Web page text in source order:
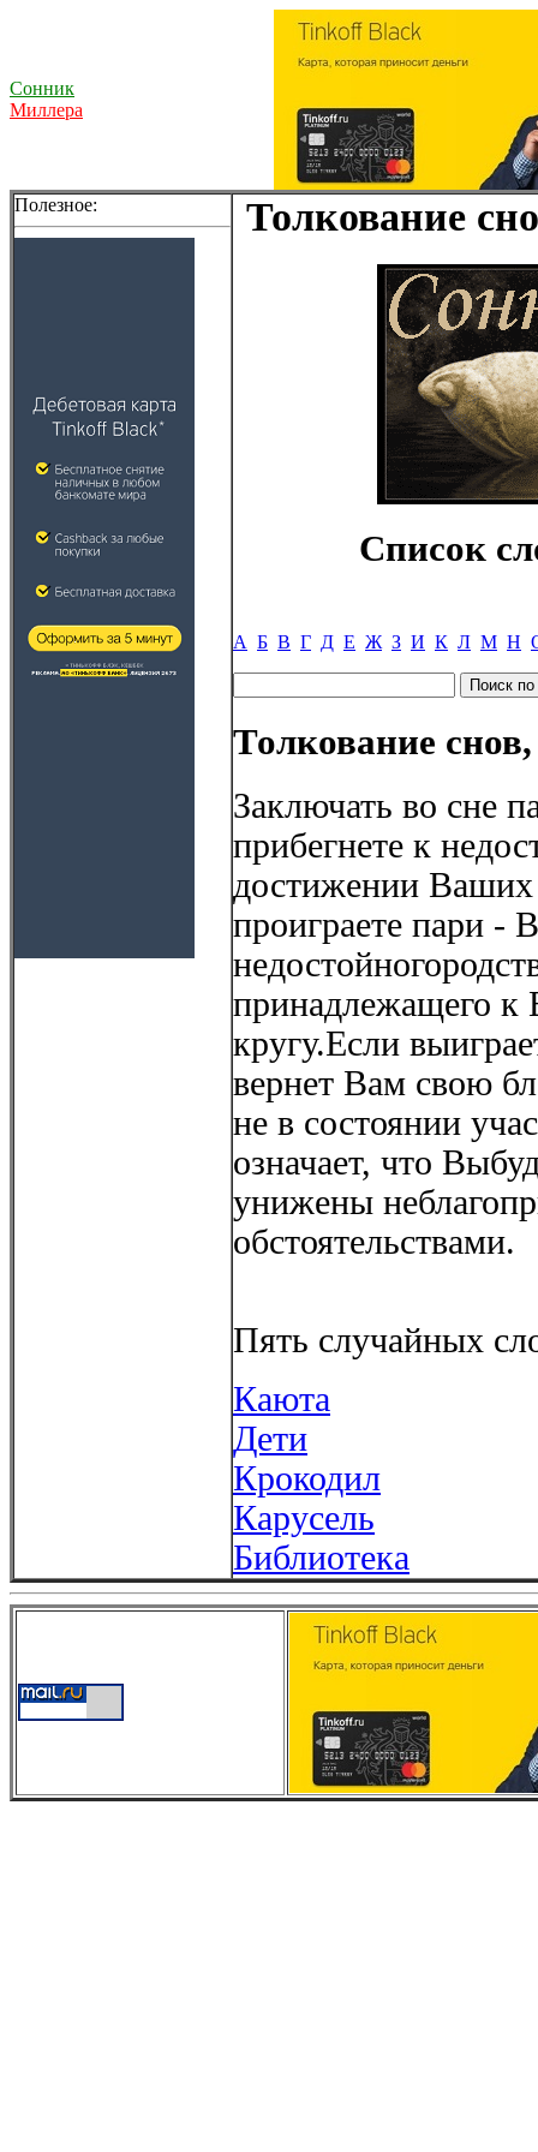
Сонник
Миллера
Полезное: Толкование
Список
А Б В Г Д Е Ж З И К Л М Н
Толкование
Заключать во сне
прибегнете к
достижении
проиграете пари -
принадлежащего
кругу.Если
вернет Вам свою
не в состоянии
означает, что
унижены
обстоятельствами.
Пять случайных
Каюта
Дети
Крокодил
Карусель
Библиотека